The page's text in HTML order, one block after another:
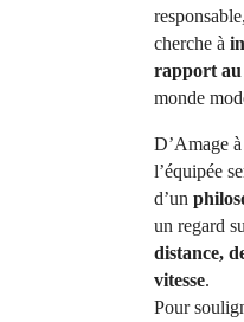
cherche à
rapport au
monde
D’Amage
l’équipée
d’un
un regard
distance,
vitesse.
Pour